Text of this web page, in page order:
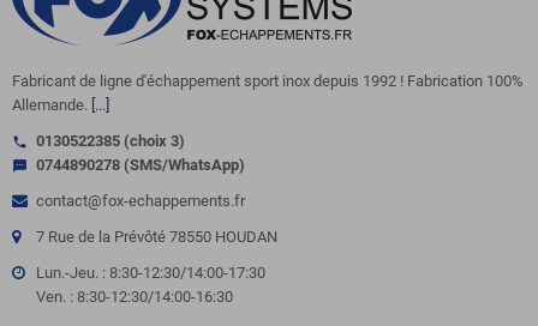
Fabricant de ligne d'échappement sport inox depuis 1992 ! Fabrication 100%
Allemande. [...]
call 0130522385 (choix 3)
sms
0744890278 (SMS/WhatsApp)
contact@fox-echappements.fr
7 Rue de la Prévôté 78550 HOUDAN
Lun.-Jeu. : 8:30-12:30/14:00-17:30
Ven. : 8:30-12:30/14:00-16:30